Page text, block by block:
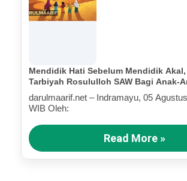
Mendidik Hati Sebelum Mendidik
Tarbiyah Rosululloh SAW Bagi Anak-
Terluka (Bagian III)
darulmaarif.net – Indramayu, 05
WIB Oleh:
Read More »